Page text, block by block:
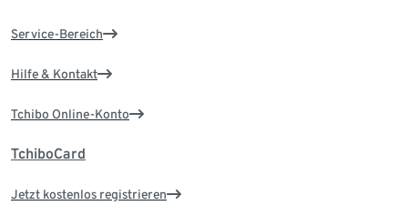
Service-Bereich
Hilfe & Kontakt
Tchibo Online-Konto
TchiboCard
Jetzt kostenlos registrieren